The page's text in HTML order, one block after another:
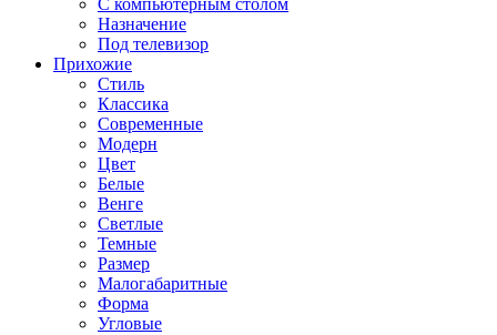
С компьютерным столом
Назначение
Под телевизор
Прихожие
Стиль
Классика
Современные
Модерн
Цвет
Белые
Венге
Светлые
Темные
Размер
Малогабаритные
Форма
Угловые